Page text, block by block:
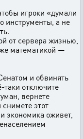
игроки «думали
инструменты, а не
от сервера жизнью,
математикой —
и обвинять
отключите
вернете
этот
экономика оживет,